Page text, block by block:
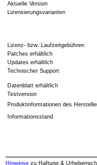
Aktuelle Version
Lizensierungsvarianten
Lizenz- bzw. Laufzeitgebühren
Patches erhältlich
Updates erhältlich
Technischer Support
Datenblatt erhältlich
Testversion
Produktinformationen des
Informationsstand
Hinweise zu Haftung &